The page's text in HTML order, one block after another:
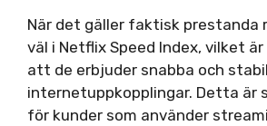
När det gäller faktisk prestanda
väl i Netflix Speed Index, vilket
att de erbjuder snabba och
internetuppkopplingar. Detta är
för kunder som använder